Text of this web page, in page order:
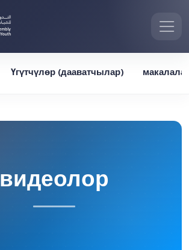
Үгүтчүлөр (дааватчылар)
видеолор